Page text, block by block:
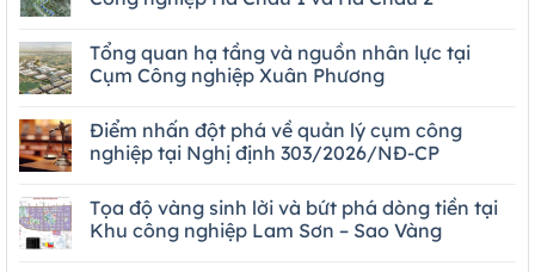
Tổng quan hạ tầng và nguồn nhân lực tại
Cụm Công nghiệp Xuân Phương
Điểm nhấn đột phá về quản lý cụm công
nghiệp tại Nghị định 303/2026/NĐ-CP
Tọa độ vàng sinh lời và bứt phá dòng tiền tại
Khu công nghiệp Lam Sơn – Sao Vàng